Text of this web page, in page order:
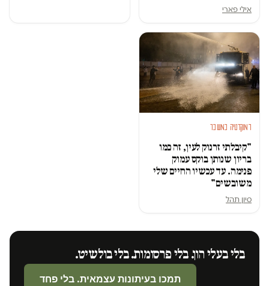
אילי פארי
דמוקרטיה במשבר
"קיבלתי זרנוק לעין, זה כמו
בריון שנותן בוקס עמוק
פנימה. עד עכשיו החיים שלי
משובשים"
סיון תהל
בלי בעלי הון. בלי פרסומות. בלי בולשיט.
תמכו בעיתונות עצמאית. בלי פחד